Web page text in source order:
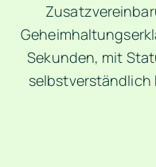
Sekunden, mit
selbstverständlich